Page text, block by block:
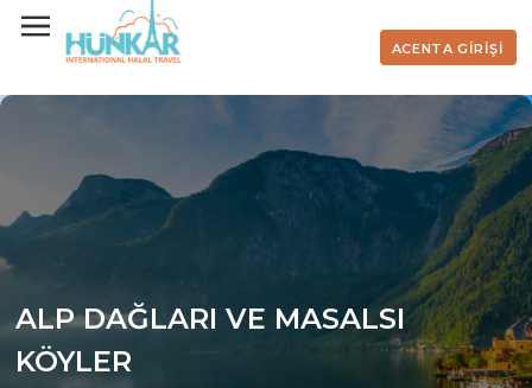
ACENTA GİRİŞİ
ALP DAĞLARI VE MASALSI
KÖYLER